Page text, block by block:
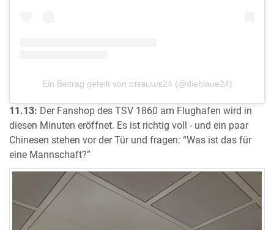
Ein Beitrag geteilt von ᴅɪᴇʙʟᴀᴜᴇ24 (@dieblaue24)
11.13: Der Fanshop des TSV 1860 am Flughafen wird in
diesen Minuten eröffnet. Es ist richtig voll - und ein paar
Chinesen stehen vor der Tür und fragen: “Was ist das für
eine Mannschaft?”